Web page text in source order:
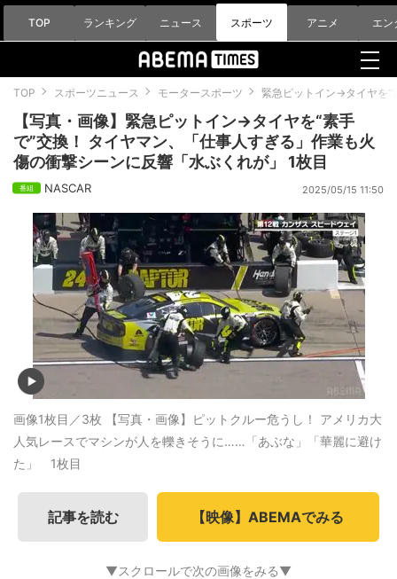
TOP ランキング ニュース スポーツ アニメ エン
TOP スポーツニュース モータースポーツ 緊急ピットイン→タイヤを“
【写真・画像】緊急ピットイン→タイヤを“素手
で”交換！ タイヤマン、「仕事人すぎる」作業も火
傷の衝撃シーンに反響「水ぶくれが」 1枚目
NASCAR 2025/05/15 11:50
画像1枚目／3枚 【写真・画像】ピットクルー危うし！ アメリカ大
人気レースでマシンが人を轢きそうに……「あぶな」「華麗に避け
た」 1枚目
記事を読む 【映像】ABEMAでみる
▼スクロールで次の画像をみる▼